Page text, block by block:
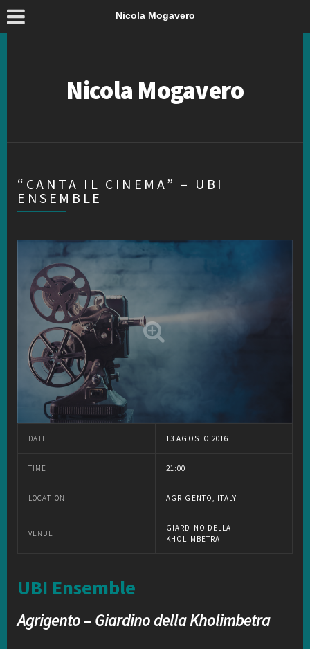
Nicola Mogavero
Nicola Mogavero
“CANTA IL CINEMA” – UBI
ENSEMBLE
DATE 13 AGOSTO 2016
TIME 21:00
LOCATION AGRIGENTO, ITALY
VENUE
GIARDINO DELLA
KHOLIMBETRA
UBI Ensemble
Agrigento – Giardino della Kholimbetra